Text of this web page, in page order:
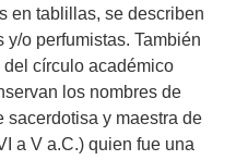
en tablillas, se describen
o perfumistas. También
círculo académico
los nombres de
sacerdotisa y maestra de
a V a.C.) quien fue una